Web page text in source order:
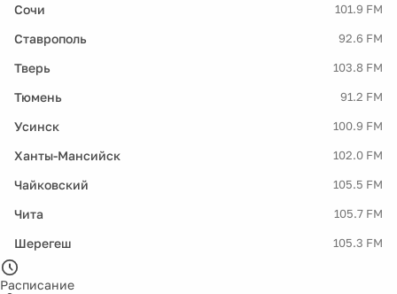
Сочи 101.9 FM
Ставрополь 92.6 FM
Тверь 103.8 FM
Тюмень 91.2 FM
Усинск 100.9 FM
Ханты-Мансийск 102.0 FM
Чайковский 105.5 FM
Чита 105.7 FM
Шерегеш 105.3 FM
Расписание